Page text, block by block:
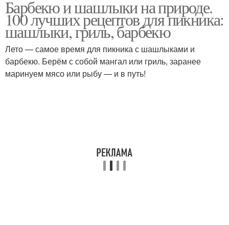
Меню для барбекю Нарезка для пикника
Барбекю и шашлыки на природе.
100 лучших рецептов для пикника:
шашлыки, гриль, барбекю
Лето — самое время для пикника с шашлыками и
барбекю. Берём с собой мангал или гриль, заранее
маринуем мясо или рыбу — и в путь!